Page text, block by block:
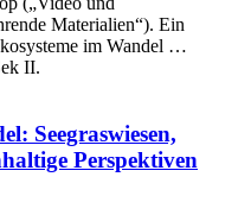
Seegraswiesen,
Perspektiven